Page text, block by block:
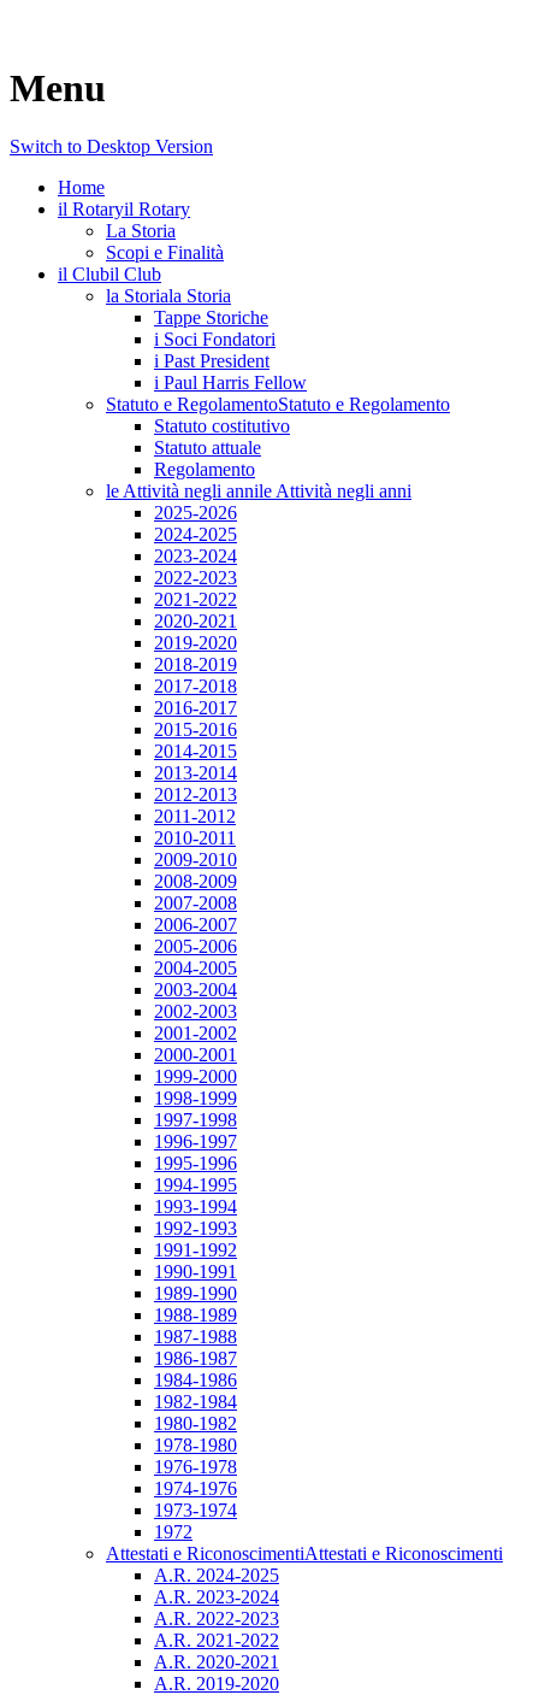
Menu
Switch to Desktop Version
Home
il Rotaryil Rotary
La Storia
Scopi e Finalità
il Clubil Club
la Storiala Storia
Tappe Storiche
i Soci Fondatori
i Past President
i Paul Harris Fellow
Statuto e RegolamentoStatuto e Regolamento
Statuto costitutivo
Statuto attuale
Regolamento
le Attività negli annile Attività negli anni
2025-2026
2024-2025
2023-2024
2022-2023
2021-2022
2020-2021
2019-2020
2018-2019
2017-2018
2016-2017
2015-2016
2014-2015
2013-2014
2012-2013
2011-2012
2010-2011
2009-2010
2008-2009
2007-2008
2006-2007
2005-2006
2004-2005
2003-2004
2002-2003
2001-2002
2000-2001
1999-2000
1998-1999
1997-1998
1996-1997
1995-1996
1994-1995
1993-1994
1992-1993
1991-1992
1990-1991
1989-1990
1988-1989
1987-1988
1986-1987
1984-1986
1982-1984
1980-1982
1978-1980
1976-1978
1974-1976
1973-1974
1972
Attestati e RiconoscimentiAttestati e Riconoscimenti
A.R. 2024-2025
A.R. 2023-2024
A.R. 2022-2023
A.R. 2021-2022
A.R. 2020-2021
A.R. 2019-2020